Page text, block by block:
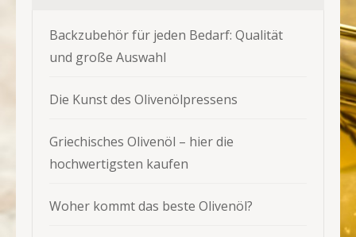
Backzubehör für jeden Bedarf: Qualität
und große Auswahl
Die Kunst des Olivenölpressens
Griechisches Olivenöl – hier die
hochwertigsten kaufen
Woher kommt das beste Olivenöl?